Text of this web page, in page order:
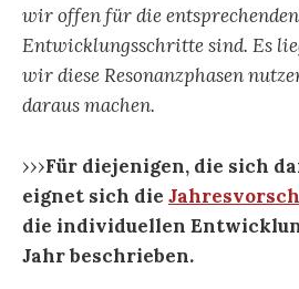
wir offen für die entsprechenden
Entwicklungsschritte sind. Es
wir diese Resonanzphasen
daraus machen.
›››Für diejenigen, die sich
eignet sich die
die individuellen
Jahr beschrieben.